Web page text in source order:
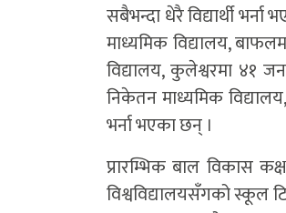
सबैभन्दा धेरै विद्यार्थी
माध्यमिक विद्यालय,
विद्यालय, कुलेश्वरमा ४१
निकेतन माध्यमिक
भर्ना भएका छन् ।
प्रारम्भिक बाल विकास
विश्वविद्यालयसँगको स्कूल